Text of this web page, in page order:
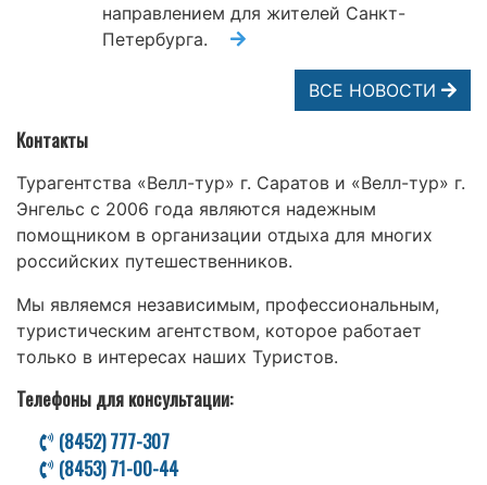
направлением для жителей Санкт-
Петербурга.
ВСЕ НОВОСТИ
Контакты
Турагентства «Велл-тур» г. Саратов и «Велл-тур» г.
Энгельс с 2006 года являются надежным
помощником в организации отдыха для многих
российских путешественников.
Мы являемся независимым, профессиональным,
туристическим агентством, которое работает
только в интересах наших Туристов.
Телефоны для консультации:
(8452) 777-307
(8453) 71-00-44